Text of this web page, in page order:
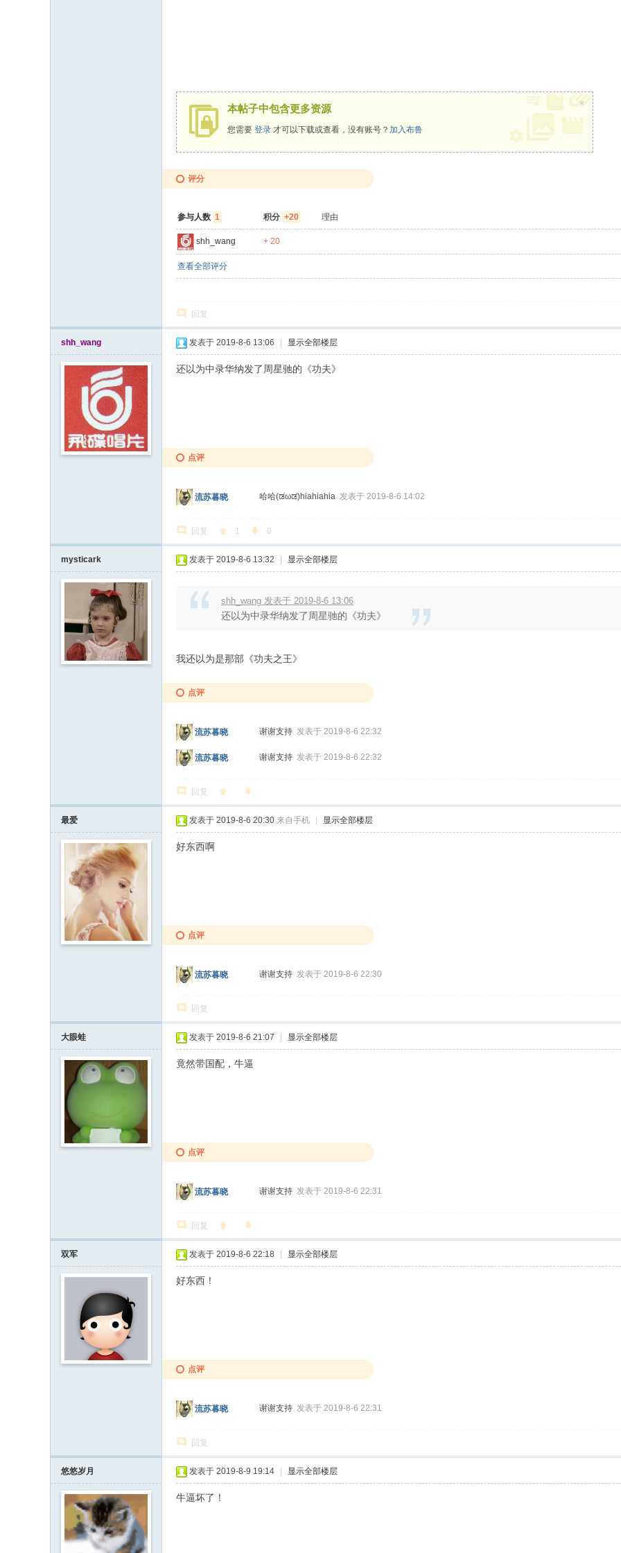
本帖子中包含更多资源
您需要 登录 才可以下载或查看，没有账号？ 加入布鲁
×
评分
参与人数 1 积分 +20 理由
shh_wang + 20
查看全部评分
回复
shh_wang 发表于 2019-8-6 13:06 显示全部楼层
还以为中录华纳发了周星驰的《功夫》
点评
流苏暮晓 哈哈(ಡωಡ)hiahiahia 发表于 2019-8-6 14:02
回复 1 0
mysticark 发表于 2019-8-6 13:32 显示全部楼层
shh_wang 发表于 2019-8-6 13:06
还以为中录华纳发了周星驰的《功夫》
我还以为是那部《功夫之王》
点评
流苏暮晓 谢谢支持 发表于 2019-8-6 22:32
流苏暮晓 谢谢支持 发表于 2019-8-6 22:32
回复
最爱 发表于 2019-8-6 20:30 来自手机 显示全部楼层
好东西啊
点评
流苏暮晓 谢谢支持 发表于 2019-8-6 22:30
回复
大眼蛙 发表于 2019-8-6 21:07 显示全部楼层
竟然带国配，牛逼
点评
流苏暮晓 谢谢支持 发表于 2019-8-6 22:31
回复
双军 发表于 2019-8-6 22:18 显示全部楼层
好东西！
点评
流苏暮晓 谢谢支持 发表于 2019-8-6 22:31
回复
悠悠岁月 发表于 2019-8-9 19:14 显示全部楼层
牛逼坏了！